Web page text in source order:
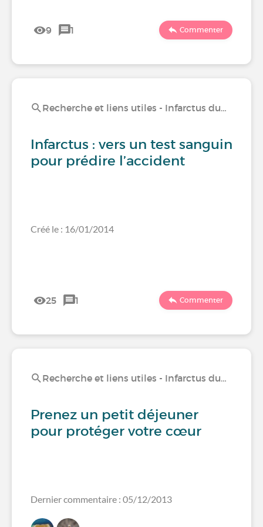
9 1 Commenter
Recherche et liens utiles - Infarctus du…
Infarctus : vers un test sanguin
pour prédire l’accident
Créé le : 16/01/2014
25 1 Commenter
Recherche et liens utiles - Infarctus du…
Prenez un petit déjeuner
pour protéger votre cœur
Dernier commentaire : 05/12/2013